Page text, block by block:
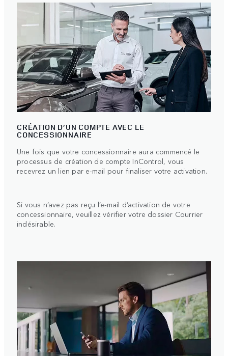
CRÉATION D’UN COMPTE AVEC LE
CONCESSIONNAIRE
Une fois que votre concessionnaire aura commencé le
processus de création de compte InControl, vous
recevrez un lien par e-mail pour finaliser votre activation.
Si vous n’avez pas reçu l’e-mail d’activation de votre
concessionnaire, veuillez vérifier votre dossier Courrier
indésirable.